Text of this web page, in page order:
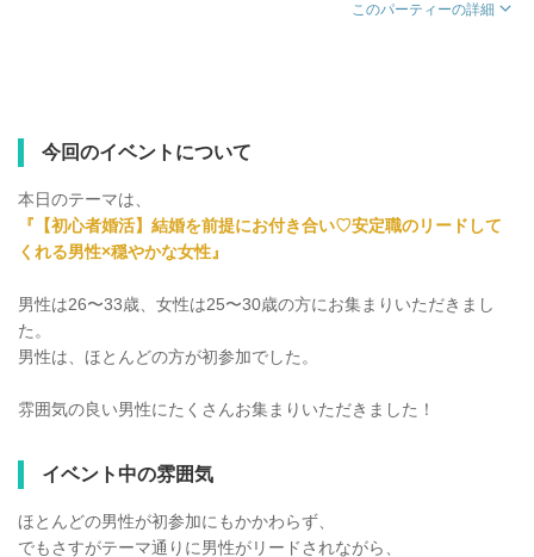
このパーティーの詳細
今回のイベントについて
本日のテーマは、
『【初心者婚活】結婚を前提にお付き合い♡安定職のリードして
くれる男性×穏やかな女性』
男性は26〜33歳、女性は25〜30歳の方にお集まりいただきまし
た。
男性は、ほとんどの方が初参加でした。
雰囲気の良い男性にたくさんお集まりいただきました！
イベント中の雰囲気
ほとんどの男性が初参加にもかかわらず、
でもさすがテーマ通りに男性がリードされながら、